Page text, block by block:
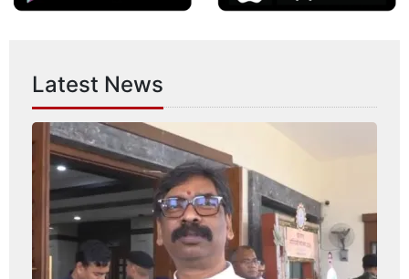
Latest News